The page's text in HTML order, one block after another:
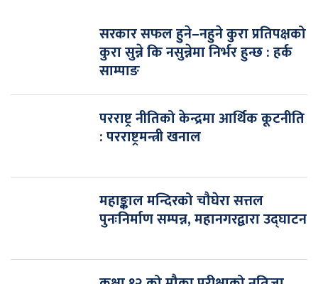
सरकार सफल हुने–नहुने कुरा प्रतिपक्षको
कुरा सुन्ने कि नसुन्नेमा निर्भर हुन्छ : हर्क
साम्पाङ
परराष्ट्र नीतिको केन्द्रमा आर्थिक कूटनीति
: परराष्ट्रमन्त्री खनाल
महाङ्काल मन्दिरको चौघेरा सत्तल
पुनःनिर्माण सम्पन्न, महानगरद्वारा उद्घाटन